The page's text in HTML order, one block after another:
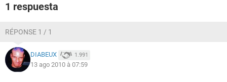
1 respuesta
RÉPONSE 1 / 1
DIABEUX 1.991
13 ago 2010 à 07:59